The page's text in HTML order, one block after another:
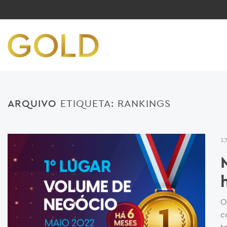
ARQUIVO ETIQUETA: RANKINGS